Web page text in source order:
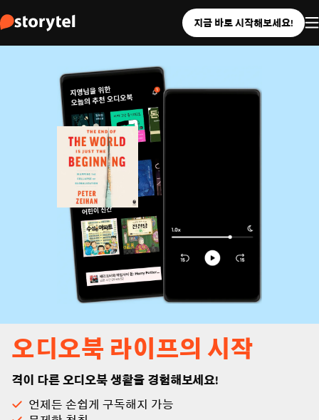
지금 바로 시작해보세요!
오디오북 라이프의 시작
격이 다른 오디오북 생활을 경험해보세요!
언제든 손쉽게 구독해지 가능